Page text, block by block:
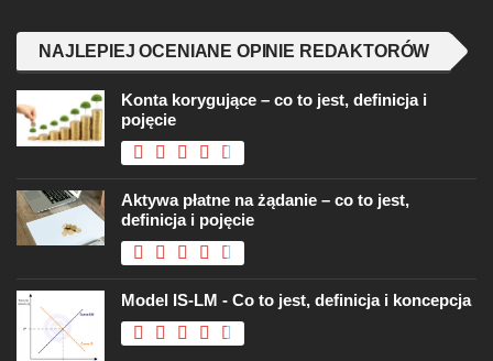
NAJLEPIEJ OCENIANE OPINIE REDAKTORÓW
Konta korygujące – co to jest, definicja i
pojęcie
Aktywa płatne na żądanie – co to jest,
definicja i pojęcie
Model IS-LM - Co to jest, definicja i koncepcja